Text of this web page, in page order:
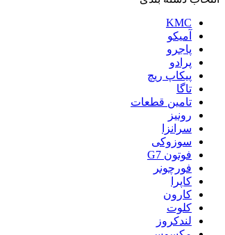
KMC
آمیکو
پاجرو
پرادو
پیکاپ ریچ
تاگا
تامین قطعات
رونیز
سرانزا
سوزوکی
فوتون G7
فورچونر
کاپرا
کارون
کلوت
لندکروز